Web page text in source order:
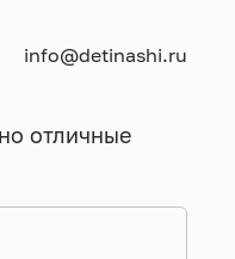
info@detinashi.ru
отличные